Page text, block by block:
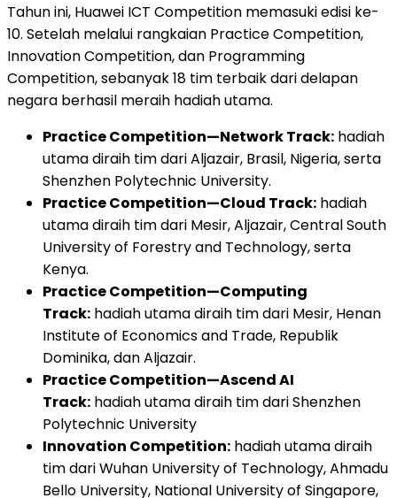
Tahun ini, Huawei ICT Competition memasuki edisi ke-
10. Setelah melalui rangkaian Practice Competition,
Innovation Competition, dan Programming
Competition, sebanyak 18 tim terbaik dari delapan
negara berhasil meraih hadiah utama.
Practice Competition—Network Track: hadiah
utama diraih tim dari Aljazair, Brasil, Nigeria, serta
Shenzhen Polytechnic University.
Practice Competition—Cloud Track: hadiah
utama diraih tim dari Mesir, Aljazair, Central South
University of Forestry and Technology, serta
Kenya.
Practice Competition—Computing
Track: hadiah utama diraih tim dari Mesir, Henan
Institute of Economics and Trade, Republik
Dominika, dan Aljazair.
Practice Competition—Ascend AI
Track: hadiah utama diraih tim dari Shenzhen
Polytechnic University
Innovation Competition: hadiah utama diraih
tim dari Wuhan University of Technology, Ahmadu
Bello University, National University of Singapore,